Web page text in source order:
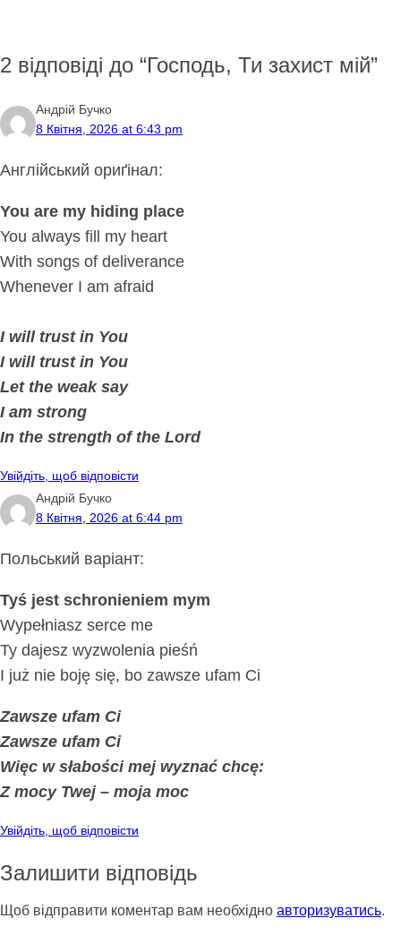
2 відповіді до “Господь, Ти захист мій”
Андрій Бучко
8 Квітня, 2026 at 6:43 pm
Англійський ориґінал:
You are my hiding place
You always fill my heart
With songs of deliverance
Whenever I am afraid
I will trust in You
I will trust in You
Let the weak say
I am strong
In the strength of the Lord
Увійдіть, щоб відповісти
Андрій Бучко
8 Квітня, 2026 at 6:44 pm
Польський варіант:
Tyś jest schronieniem mym
Wypełniasz serce me
Ty dajesz wyzwolenia pieśń
I już nie boję się, bo zawsze ufam Ci
Zawsze ufam Ci
Zawsze ufam Ci
Więc w słabości mej wyznać chcę:
Z mocy Twej – moja moc
Увійдіть, щоб відповісти
Залишити відповідь
Щоб відправити коментар вам необхідно авторизуватись.